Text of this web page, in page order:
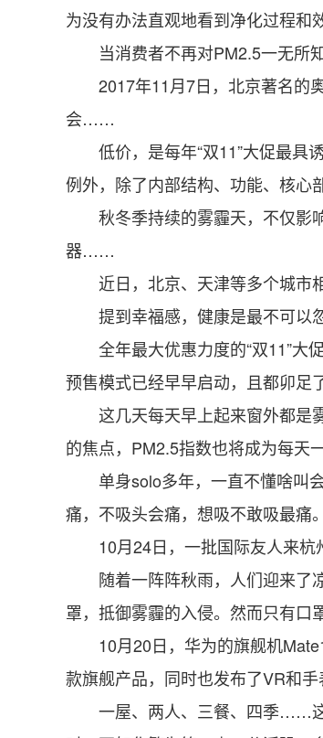
为没有办法直观地看到净化过程
当消费者不再对PM2.5一无所
2017年11月7日，北京著名的奥
会……
低价，是每年“双11”大促最具
例外，除了内部结构、功能、核
秋冬季持续的雾霾天，不仅影响
器……
近日，北京、天津等多个城市
提到幸福感，健康是最不可以忽
全年最大优惠力度的“双11”大促
预售模式已经早早启动，且都卯
这几天每天早上起来窗外都是雾
的焦点，PM2.5指数也将成为每天
单身solo多年，一直不懂啥叫会
痛，不吸头会痛，想吸不敢吸最
10月24日，一批国际友人来杭
随着一阵阵秋雨，人们迎来了凉
罩，抵御雾霾的入侵。然而只有
10月20日，华为的旗舰机
款旗舰产品，同时也发布了VR和
一屋、两人、三餐、四季……这